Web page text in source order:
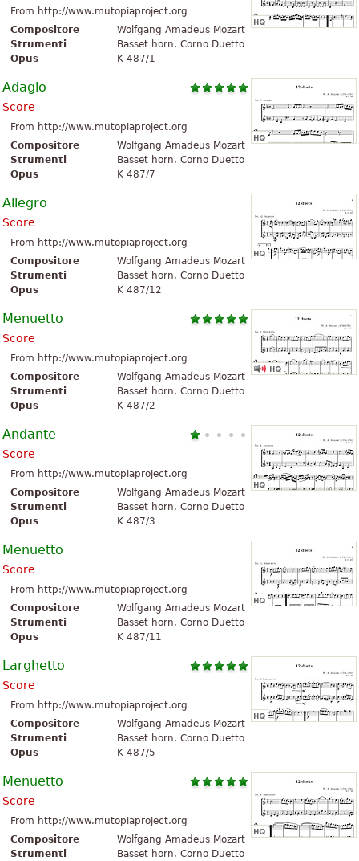
From http://www.mutopiaproject.org
Compositore
Wolfgang Amadeus Mozart
Strumenti
Basset horn, Corno Duetto
Opus
K 487/1
Adagio
Score
From http://www.mutopiaproject.org
Compositore
Wolfgang Amadeus Mozart
Strumenti
Basset horn, Corno Duetto
Opus
K 487/7
Allegro
Score
From http://www.mutopiaproject.org
Compositore
Wolfgang Amadeus Mozart
Strumenti
Basset horn, Corno Duetto
Opus
K 487/12
Menuetto
Score
From http://www.mutopiaproject.org
Compositore
Wolfgang Amadeus Mozart
Strumenti
Basset horn, Corno Duetto
Opus
K 487/2
Andante
Score
From http://www.mutopiaproject.org
Compositore
Wolfgang Amadeus Mozart
Strumenti
Basset horn, Corno Duetto
Opus
K 487/3
Menuetto
Score
From http://www.mutopiaproject.org
Compositore
Wolfgang Amadeus Mozart
Strumenti
Basset horn, Corno Duetto
Opus
K 487/11
Larghetto
Score
From http://www.mutopiaproject.org
Compositore
Wolfgang Amadeus Mozart
Strumenti
Basset horn, Corno Duetto
Opus
K 487/5
Menuetto
Score
From http://www.mutopiaproject.org
Compositore
Wolfgang Amadeus Mozart
Strumenti
Basset horn, Corno Duetto